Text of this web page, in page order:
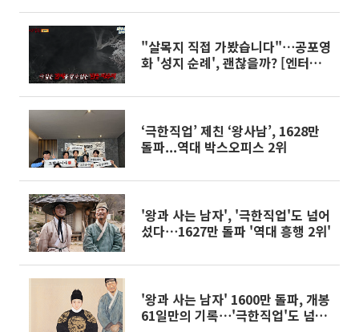
"살목지 직접 가봤습니다"⋯공포영
화 '성지 순례', 괜찮을까? [엔터로
‘극한직업’ 제친 ‘왕사남’, 1628만
돌파...역대 박스오피스 2위
'왕과 사는 남자', '극한직업'도 넘어
섰다⋯1627만 돌파 '역대 흥행 2위'
'왕과 사는 남자' 1600만 돌파, 개봉
61일만의 기록⋯'극한직업'도 넘어